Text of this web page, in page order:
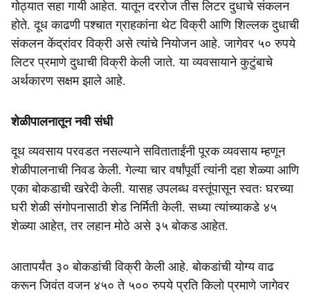
गोठ्यात सहा गायी आहेत. यातून दररोज तीस लिटर दुधाचे संकलन
होते. दूध काढणी पश्‍चात ग्राहकांना थेट विक्री आणि शिल्लक दुधाची
संकलन केंद्रांवर विक्री असे त्यांचे नियोजन आहे. जागेवर ५० रुपये
लिटर प्रमाणे दुधाची विक्री केली जाते. या व्यवसायाने कुटुंबाचे
अर्थकारण सक्षम झाले आहे.
शेळीपालनातून नवी संधी
दूध व्यवसाय परवडत नसल्याने सविताताईंनी पूरक व्यवसाय म्हणून
शेळीपालनाची निवड केली. गेल्या चार वर्षांपूर्वी त्यांनी दहा शेळ्या आणि
एका बोकडाची खरेदी केली. यासह उपलब्ध वस्तूंपासून स्वतः घरच्या
घरी शेळी संगोपनासाठी शेड निर्मिती केली. सध्या त्यांच्याकडे ४५
शेळ्या आहेत, तर लहान मोठे असे ३५ बोकड आहेत.
आतापर्यंत ३० बोकडांची विक्री केली आहे. बोकडांची योग्य वाढ
करून जिवंत वजन ४५० ते ५०० रुपये प्रति किलो प्रमाणे जागेवर